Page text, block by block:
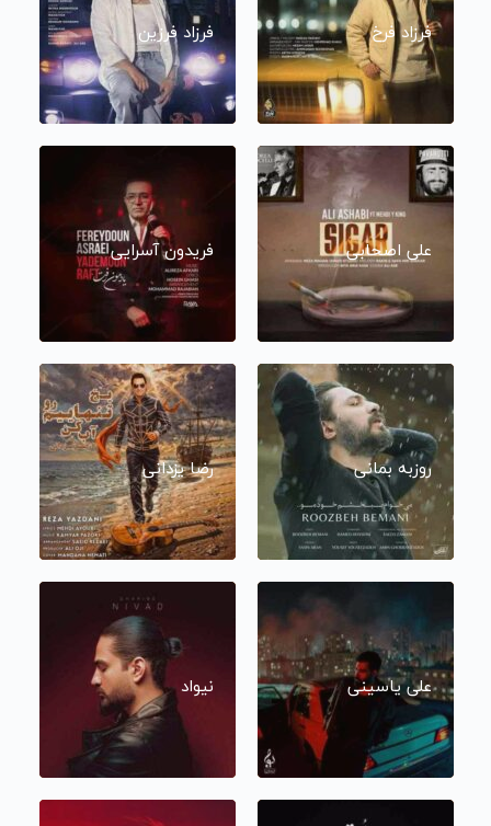
فرزاد فرخ فرزاد فرزین
علی اصحابی فریدون آسرایی
روزبه بمانی رضا یزدانی
علی یاسینی نیواد